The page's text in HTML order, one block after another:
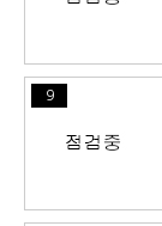
9